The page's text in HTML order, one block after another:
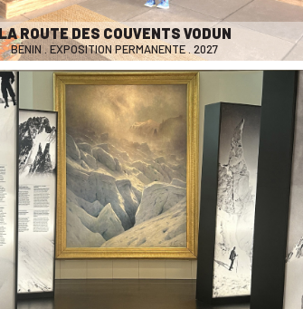
ROUTE DES COUVENTS VODUN
BÉNIN . EXPOSITION PERMANENTE . 2027